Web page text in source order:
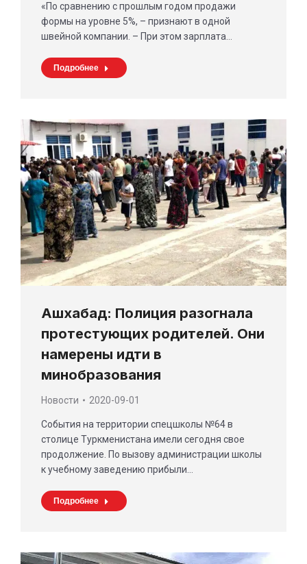
«По сравнению с прошлым годом продажи
формы на уровне 5%, – признают в одной
швейной компании. – При этом зарплата…
Подробнее
Ашхабад: Полиция разогнала
протестующих родителей. Они
намерены идти в
минобразования
Новости 2020-09-01
События на территории спецшколы №64 в
столице Туркменистана имели сегодня свое
продолжение. По вызову администрации школы
к учебному заведению прибыли…
Подробнее